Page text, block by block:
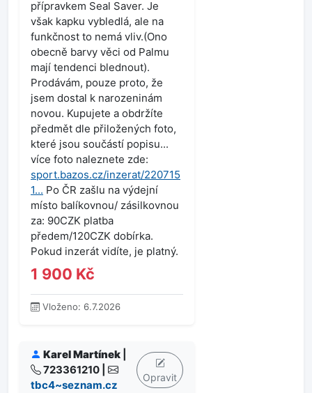
přípravkem Seal Saver. Je
však kapku vybledlá, ale na
funkčnost to nemá vliv.(Ono
obecně barvy věci od Palmu
mají tendenci blednout).
Prodávám, pouze proto, že
jsem dostal k narozeninám
novou. Kupujete a obdržíte
předmět dle přiložených foto,
které jsou součástí popisu...
více foto naleznete zde:
sport.bazos.cz/inzerat/220715
1... Po ČR zašlu na výdejní
místo balíkovnou/ zásilkovnou
za: 90CZK platba
předem/120CZK dobírka.
Pokud inzerát vidíte, je platný.
1 900 Kč
Vloženo: 6.7.2026
Karel Martínek
723361210 |
tbc4~seznam.cz
Opravit